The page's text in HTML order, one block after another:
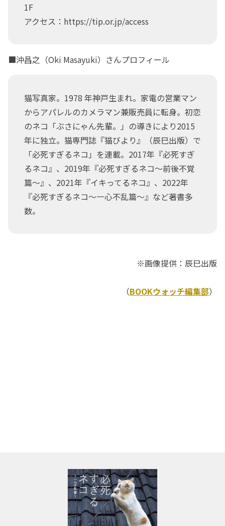
1F
アクセス：https://tip.or.jp/access
■沖昌之（Oki Masayuki）さんプロフィール
猫写真家。1978 年神戸生まれ。家電の営業マン
からアパレルのカメラマン兼販売員に転身。初恋
のネコ「ぶさにゃん先輩。」の導きにより2015
年に独立。猫専門誌『猫びより』（辰巳出版）で
「必死すぎるネコ」を連載。2017年『必死すぎ
るネコ』、2019年『必死すぎるネコ～前後不覚
篇～』、2021年『イキってるネコ』、2022年
『必死すぎるネコ～一心不乱篇～』など著書多
数。
※画像提供：辰巳出版
（BOOKウォッチ編集部）